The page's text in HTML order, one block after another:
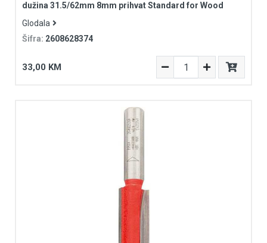
dužina 31.5/62mm 8mm prihvat Standard for Wood
Glodala
Šifra: 2608628374
33,00 KM